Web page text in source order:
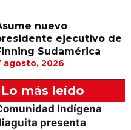
nuevo
ejecutivo de
Sudamérica
agosto, 2026
Lo más leído
Indígena
presenta